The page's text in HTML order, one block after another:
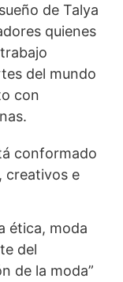
de Talya
quienes
del mundo
con
conformado
creativos e
ética, moda
del
de la moda”